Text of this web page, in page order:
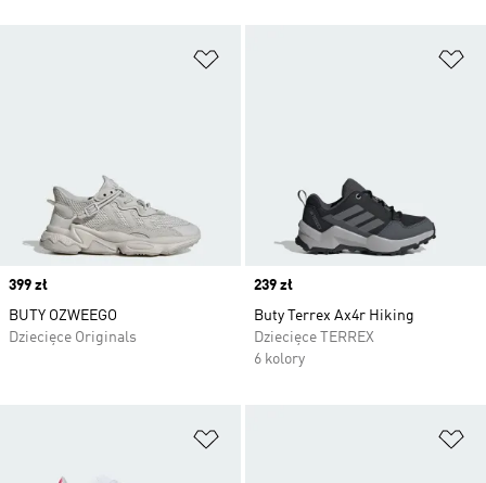
Price
399 zł
BUTY OZWEEGO
Dziecięce Originals
Price
239 zł
Buty Terrex Ax4r Hiking
Dziecięce TERREX
6 kolory